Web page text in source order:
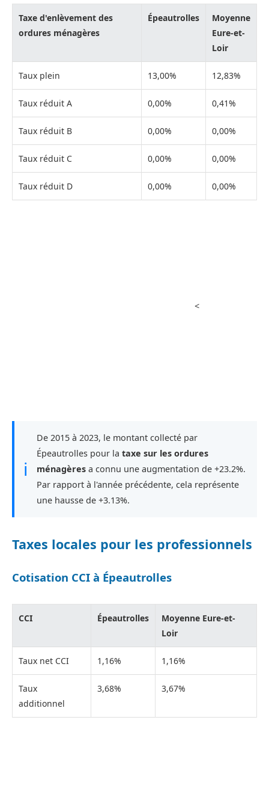
Taxe d'enlèvement des
ordures ménagères
Épeautrolles
Moyenne
Eure-et-
Loir
Taux plein 13,00% 12,83%
Taux réduit A 0,00% 0,41%
Taux réduit B 0,00% 0,00%
Taux réduit C 0,00% 0,00%
Taux réduit D 0,00% 0,00%
<
ℹ
De 2015 à 2023, le montant collecté par
Épeautrolles pour la taxe sur les ordures
ménagères a connu une augmentation de +23.2%.
Par rapport à l'année précédente, cela représente
une hausse de +3.13%.
Taxes locales pour les professionnels
Cotisation CCI à Épeautrolles
CCI Épeautrolles
Moyenne Eure-et-
Loir
Taux net CCI 1,16% 1,16%
Taux
additionnel
3,68% 3,67%